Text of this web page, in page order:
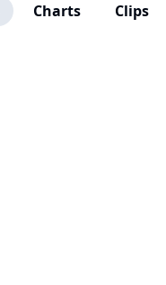
Charts Clips